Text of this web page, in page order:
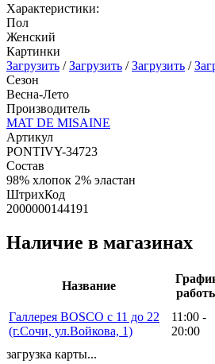
Характеристики:
Пол
Женский
Картинки
Загрузить /Загрузить /Загрузить /
Сезон
Весна-Лето
Производитель
MAT DE MISAINE
Артикул
PONTIVY-34723
Состав
98% хлопок 2% эластан
ШтрихКод
2000000144191
Наличие в магазинах
Название
Галлерея BOSCO с 11 до 22
(г.Сочи, ул.Войкова, 1)
11:00 -
20:00
загрузка карты...